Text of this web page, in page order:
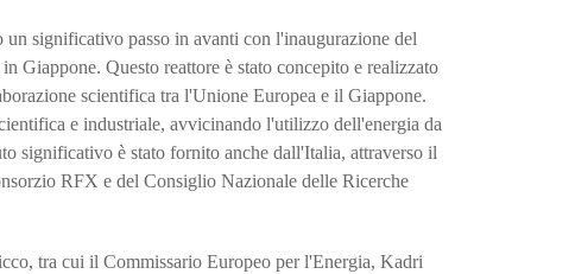
significativo passo in avanti con l'inaugurazione del
Giappone. Questo reattore è stato concepito e realizzato
scientifica tra l'Unione Europea e il Giappone.
e industriale, avvicinando l'utilizzo dell'energia da
significativo è stato fornito anche dall'Italia, attraverso il
RFX e del Consiglio Nazionale delle Ricerche
tra cui il Commissario Europeo per l'Energia, Kadri